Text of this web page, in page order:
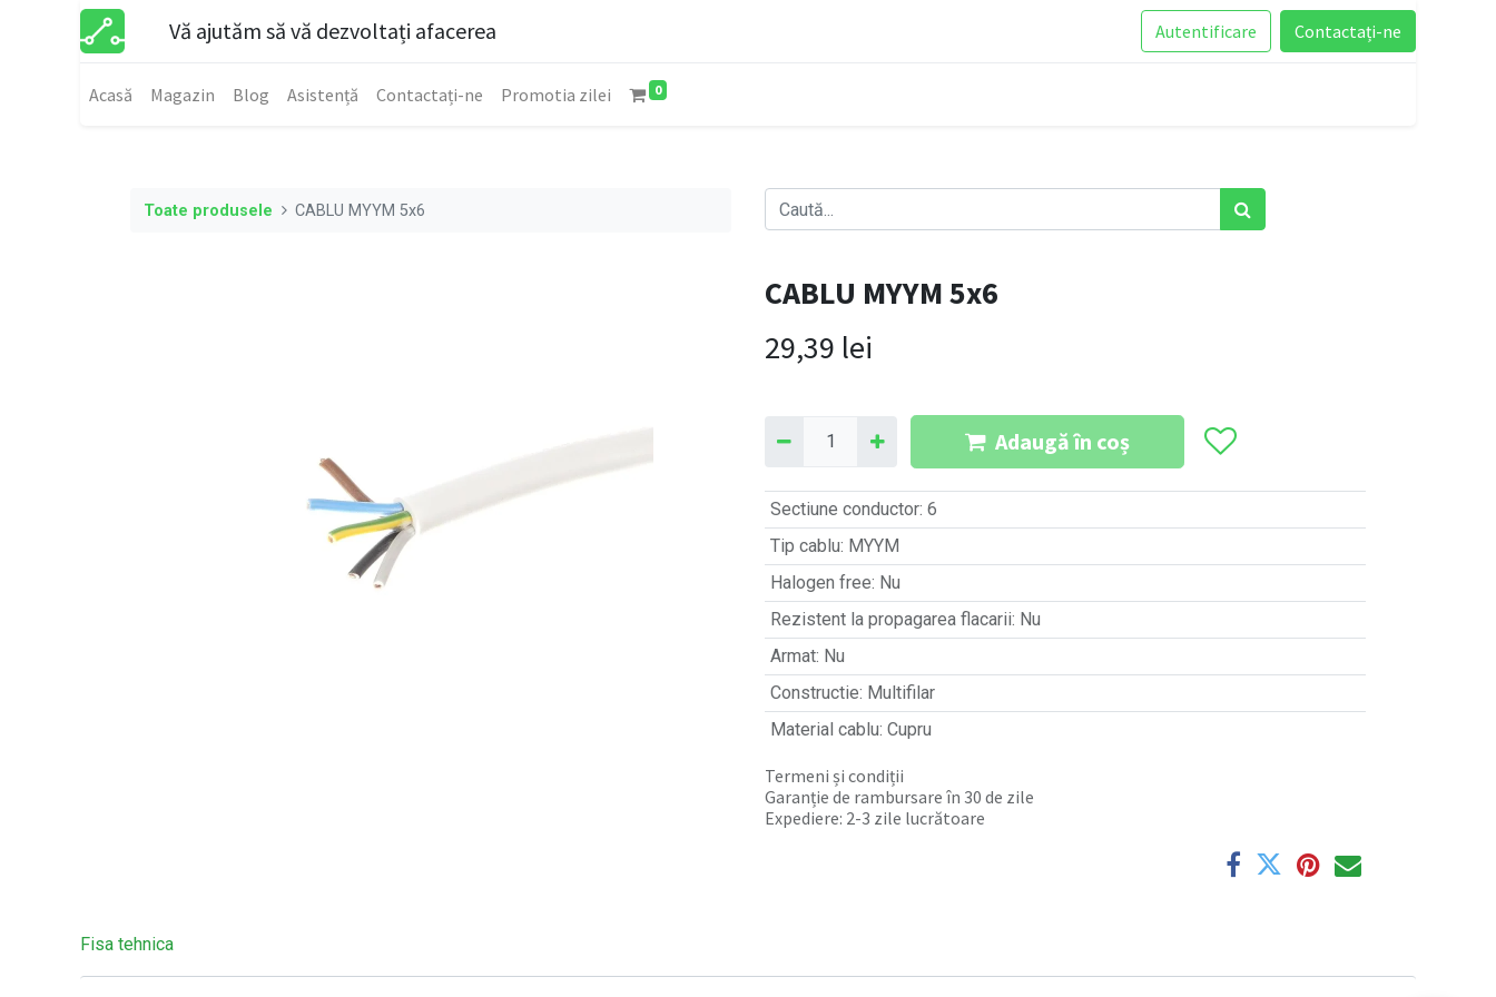
Vă ajutăm să vă dezvoltați afacerea Autentificare Contactați-ne
Acasă Magazin Blog Asistență Contactați-ne Promotia zilei 0
Toate produsele CABLU MYYM 5x6
CABLU MYYM 5x6
29,39 lei
Adaugă în coș
Sectiune conductor: 6
Tip cablu: MYYM
Halogen free: Nu
Rezistent la propagarea flacarii: Nu
Armat: Nu
Constructie: Multifilar
Material cablu: Cupru
Termeni și condiții
Garanție de rambursare în 30 de zile
Expediere: 2-3 zile lucrătoare
Fisa tehnica